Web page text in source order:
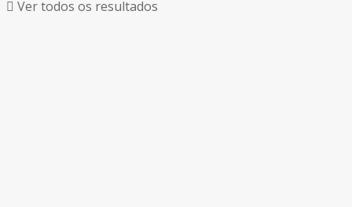
Ver todos os resultados